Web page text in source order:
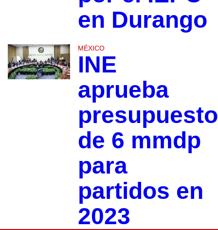
en Durango
MÉXICO
INE
aprueba
presupuesto
de 6 mmdp
para
partidos en
2023